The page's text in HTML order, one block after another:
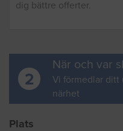
2
När och var
Vi förmedlar ditt
närhet
Plats